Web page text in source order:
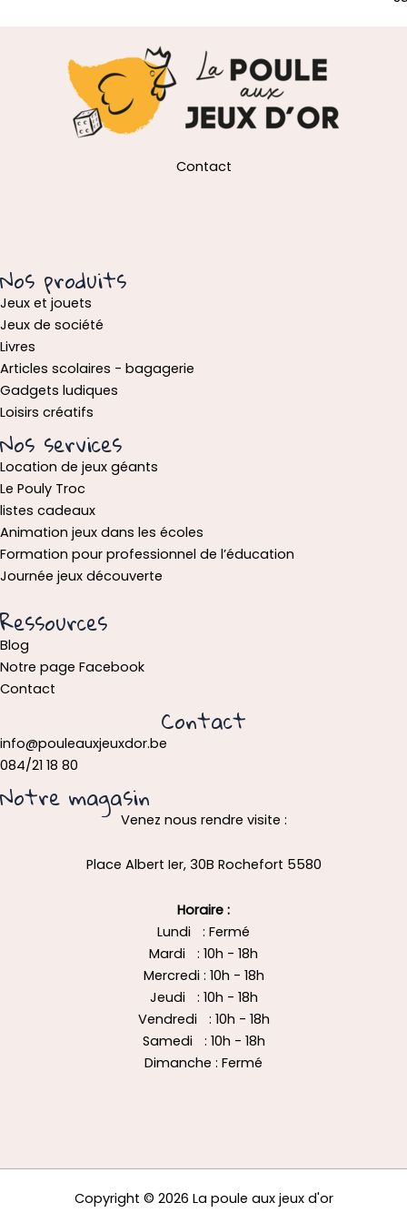
Contact
Nos produits
Jeux et jouets
Jeux de société
Livres
Articles scolaires - bagagerie
Gadgets ludiques
Loisirs créatifs
Nos services
Location de jeux géants
Le Pouly Troc
listes cadeaux
Animation jeux dans les écoles
Formation pour professionnel de l’éducation
Journée jeux découverte
Ressources
Blog
Notre page Facebook
Contact
Contact
info@pouleauxjeuxdor.be
084/21 18 80
Notre magasin
Venez nous rendre visite :
Place Albert Ier, 30B Rochefort 5580
Horaire :
Lundi : Fermé
Mardi : 10h - 18h
Mercredi : 10h - 18h
Jeudi : 10h - 18h
Vendredi : 10h - 18h
Samedi : 10h - 18h
Dimanche : Fermé
Copyright © 2026 La poule aux jeux d'or